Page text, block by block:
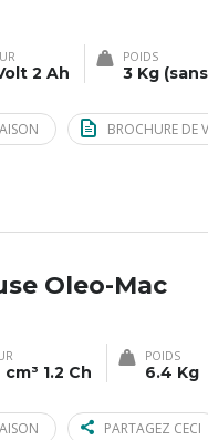
2 Ah
POIDS
3 Kg
BROCHURE DE
Oleo-Mac
1.2 Ch
POIDS
6.4 Kg
PARTAGEZ CECI